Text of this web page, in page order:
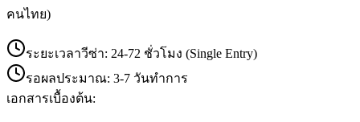
คนไทย)
ระยะเวลาวีซ่า: 24-72 ชั่วโมง (Single Entry)
รอผลประมาณ: 3-7 วันทำการ
เอกสารเบื้องต้น: